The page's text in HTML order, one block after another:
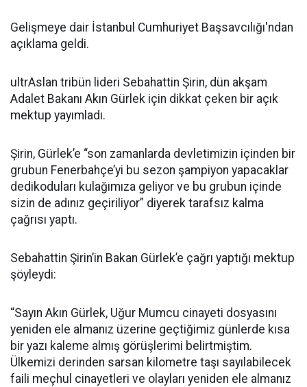
Gelişmeye dair İstanbul Cumhuriyet Başsavcılığı'ndan
açıklama geldi.
ultrAslan tribün lideri Sebahattin Şirin, dün akşam
Adalet Bakanı Akın Gürlek için dikkat çeken bir açık
mektup yayımladı.
Şirin, Gürlek’e “son zamanlarda devletimizin içinden bir
grubun Fenerbahçe’yi bu sezon şampiyon yapacaklar
dedikoduları kulağımıza geliyor ve bu grubun içinde
sizin de adınız geçiriliyor” diyerek tarafsız kalma
çağrısı yaptı.
Sebahattin Şirin’in Bakan Gürlek’e çağrı yaptığı mektup
şöyleydi:
“Sayın Akın Gürlek, Uğur Mumcu cinayeti dosyasını
yeniden ele almanız üzerine geçtiğimiz günlerde kısa
bir yazı kaleme almış görüşlerimi belirtmiştim.
Ülkemizi derinden sarsan kilometre taşı sayılabilecek
faili meçhul cinayetleri ve olayları yeniden ele almanız